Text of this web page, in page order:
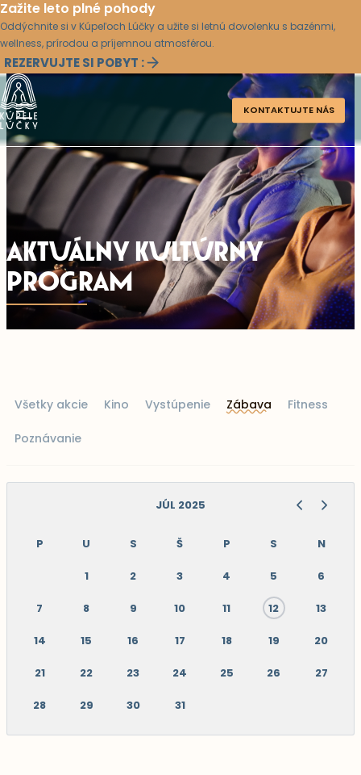
Zažite leto plné pohody
Oddýchnite si v Kúpeľoch Lúčky a užite si letnú dovolenku s bazénmi,
wellness, prírodou a príjemnou atmosférou.
REZERVUJTE SI POBYT :
KONTAKTUJTE NÁS
AKTUÁLNY KULTÚRNY
PROGRAM
Všetky akcie Kino Vystúpenie Zábava Fitness
Poznávanie
JÚL 2025
P U S Š P S N
1 2 3 4 5 6
7 8 9 10 11 12 13
14 15 16 17 18 19 20
21 22 23 24 25 26 27
28 29 30 31